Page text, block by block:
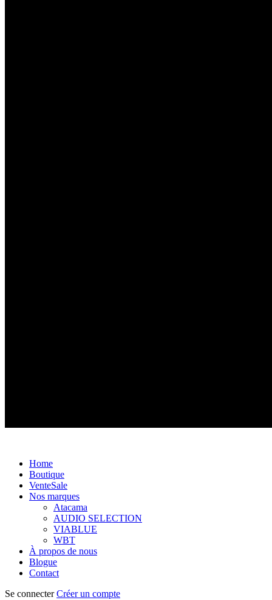
Home
Boutique
VenteSale
Nos marques
Atacama
AUDIO SELECTION
VIABLUE
WBT
À propos de nous
Blogue
Contact
Se connecterCréer un compte